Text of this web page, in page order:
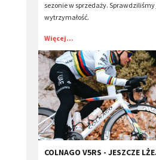
sezonie w sprzedaży. Sprawdziliśmy
wytrzymałość.
Więcej...
COLNAGO V5RS - JESZCZE